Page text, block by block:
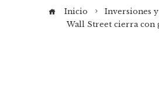
Inicio
Inversiones
Wall Street cierra con